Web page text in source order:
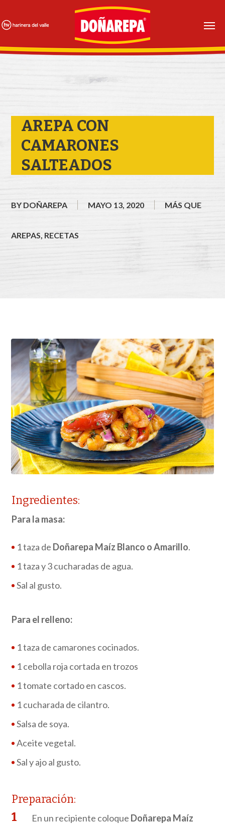
to
content
AREPA CON
CAMARONES
SALTEADOS
BY DOÑAREPA MAYO 13, 2020 MÁS QUE
AREPAS, RECETAS
Ingredientes:
Para la masa:
1 taza de Doñarepa Maíz Blanco o Amarillo.
1 taza y 3 cucharadas de agua.
Sal al gusto.
Para el relleno:
1 taza de camarones cocinados.
1 cebolla roja cortada en trozos
1 tomate cortado en cascos.
1 cucharada de cilantro.
Salsa de soya.
Aceite vegetal.
Sal y ajo al gusto.
Preparación:
En un recipiente coloque Doñarepa Maíz